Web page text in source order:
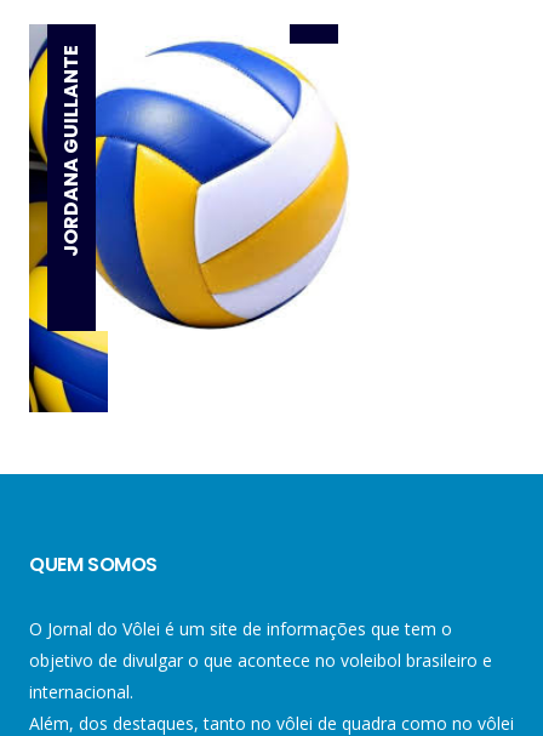
JORDANA GUILLANTE
QUEM SOMOS
O Jornal do Vôlei é um site de informações que tem o
objetivo de divulgar o que acontece no voleibol brasileiro e
internacional.
Além, dos destaques, tanto no vôlei de quadra como no vôlei